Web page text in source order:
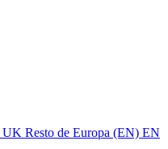
UK Resto de Europa (EN) EN